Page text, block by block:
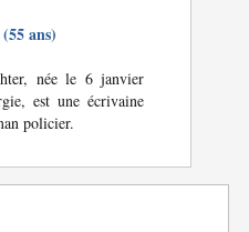
(55 ans)
née le 6 janvier
est une écrivaine
policier.